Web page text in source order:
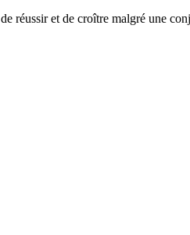
réussir et de croître malgré une